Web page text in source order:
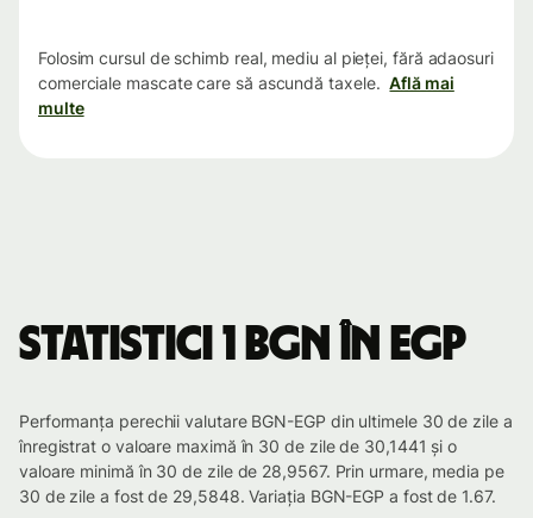
Folosim cursul de schimb real, mediu al pieței, fără adaosuri
comerciale mascate care să ascundă taxele. Află mai
multe
Statistici 1 BGN în EGP
Performanța perechii valutare BGN-EGP din ultimele 30 de zile a
înregistrat o valoare maximă în 30 de zile de 30,1441 și o
valoare minimă în 30 de zile de 28,9567. Prin urmare, media pe
30 de zile a fost de 29,5848. Variația BGN-EGP a fost de 1.67.